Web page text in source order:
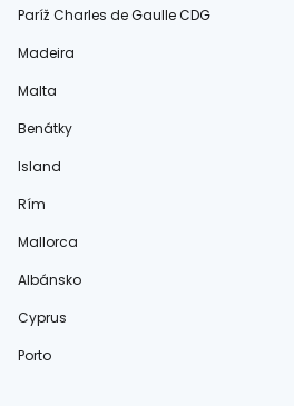
Paríž Charles de Gaulle CDG
Madeira
Malta
Benátky
Island
Rím
Mallorca
Albánsko
Cyprus
Porto